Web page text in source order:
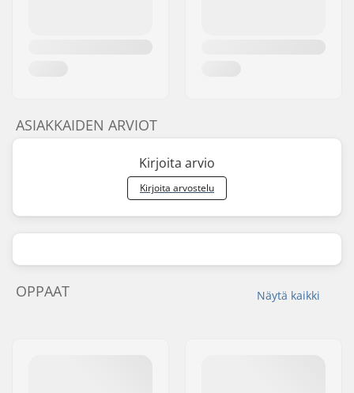
ASIAKKAIDEN ARVIOT
Kirjoita arvio
Kirjoita arvostelu
Näytä kaikki
OPPAAT